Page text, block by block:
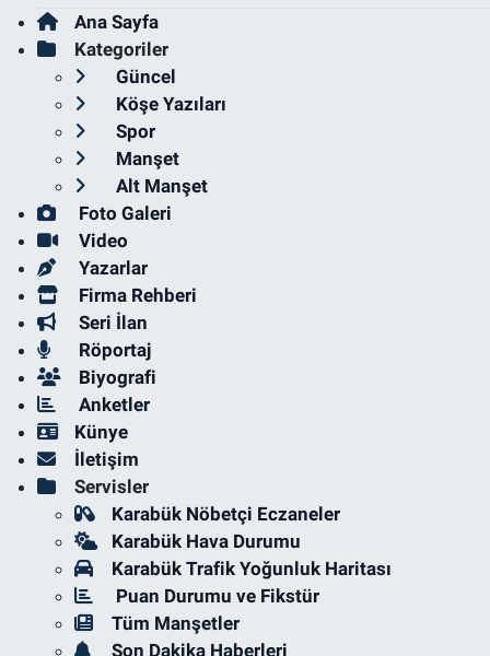
Ana Sayfa
Kategoriler
Güncel
Köşe Yazıları
Spor
Manşet
Alt Manşet
Foto Galeri
Video
Yazarlar
Firma Rehberi
Seri İlan
Röportaj
Biyografi
Anketler
Künye
İletişim
Servisler
Karabük Nöbetçi Eczaneler
Karabük Hava Durumu
Karabük Trafik Yoğunluk Haritası
Puan Durumu ve Fikstür
Tüm Manşetler
Son Dakika Haberleri